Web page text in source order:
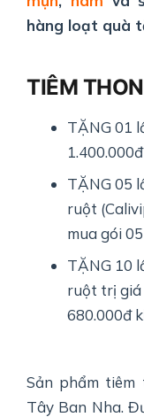
hàng loạt quà
TIÊM
TẶNG 01
TẶNG 05
ruột
mua gói
TẶNG 10
ruột trị giá
680.000đ
Sản phẩm tiêm
Tây Ban Nha.